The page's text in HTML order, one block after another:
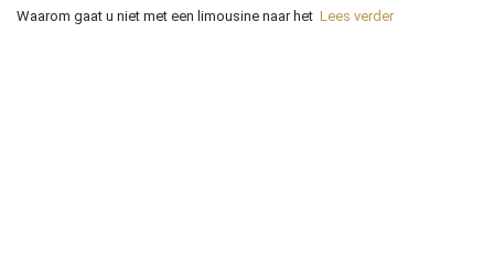
Waarom gaat u niet met een limousine naar het Lees verder